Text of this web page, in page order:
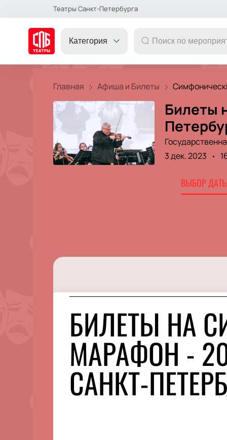
Театры Санкт-Петербурга
Категория
Главная Афиша и Билеты
Билеты
3 дек. 2023
ВЫБОР
БИЛЕТЫ НА
МАРАФОН -
САНКТ-